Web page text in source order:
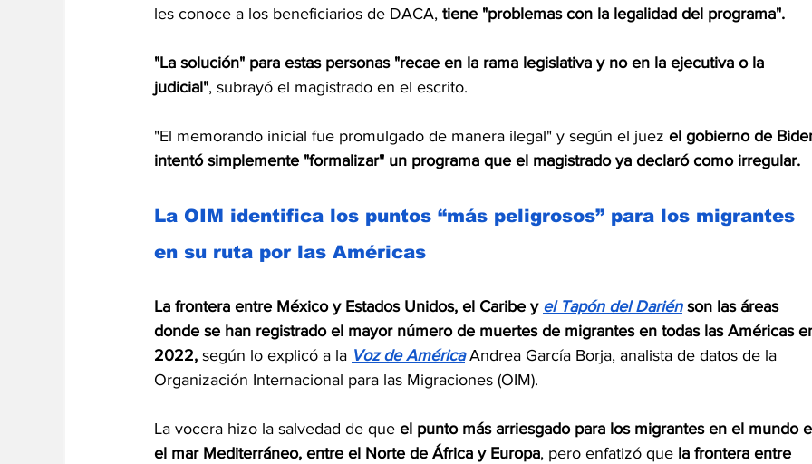
les conoce a los beneficiarios de DACA, tiene "problemas con la legalidad del programa".
"La solución" para estas personas "recae en la rama legislativa y no en la ejecutiva o la
judicial", subrayó el magistrado en el escrito.
"El memorando inicial fue promulgado de manera ilegal" y según el juez el gobierno de
intentó simplemente "formalizar" un programa que el magistrado ya declaró como irregular.
La OIM identifica los puntos “más peligrosos” para los migrantes
en su ruta por las Américas
La frontera entre México y Estados Unidos, el Caribe y el Tapón del Darién son las áreas
donde se han registrado el mayor número de muertes de migrantes en todas las Américas
2022, según lo explicó a la Voz de América Andrea García Borja, analista de datos de la
Organización Internacional para las Migraciones (OIM).
La vocera hizo la salvedad de que el punto más arriesgado para los migrantes en el mundo
el mar Mediterráneo, entre el Norte de África y Europa, pero enfatizó que la frontera entre